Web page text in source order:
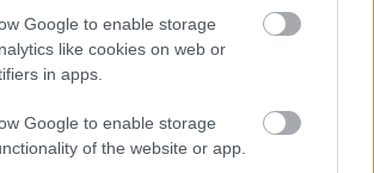
Google to enable storage
like cookies on web or
in apps.
Google to enable storage
of the website or app.
Látványos építési szakasz indult be a
Flórián téri felüljárón